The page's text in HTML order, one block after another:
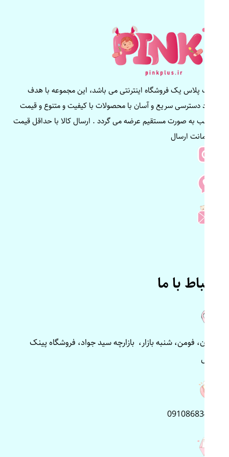
پینک پلاس یک فروشگاه اینترنتی می باشد، این مجموعه با هدف
ایجاد دسترسی سریع و آسان با محصولات با کیفیت و متنوع و قیمت
مناسب به صورت مستقیم عرضه می گردد . ارسال کالا با حداقل قیمت
و ضمانت ارسال
ارتباط با ما
گیلان، فومن، شنبه بازار، بازارچه سید جواد، فروشگاه پینک
پلاس
09108683499